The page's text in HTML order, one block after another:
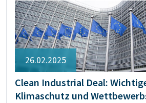
26.02.2025
Clean Industrial Deal:
Klimaschutz und